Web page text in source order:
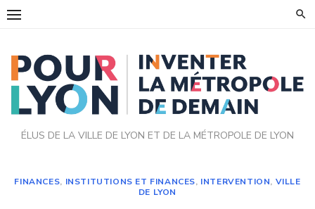
Skip
ÉLUS DE LA VILLE DE LYON ET DE LA MÉTROPOLE DE LYON
FINANCES, INSTITUTIONS ET FINANCES, INTERVENTION, VILLE
DE LYON